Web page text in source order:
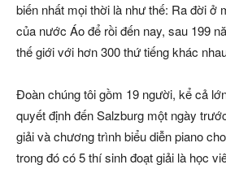
biến nhất mọi thời là như thế: Ra đời ở
của nước Áo để rồi đến nay, sau 199
thế giới với hơn 300 thứ tiếng khác
Đoàn chúng tôi gồm 19 người, kể cả
quyết định đến Salzburg một ngày
giải và chương trình biểu diễn piano
trong đó có 5 thí sinh đoạt giải là học